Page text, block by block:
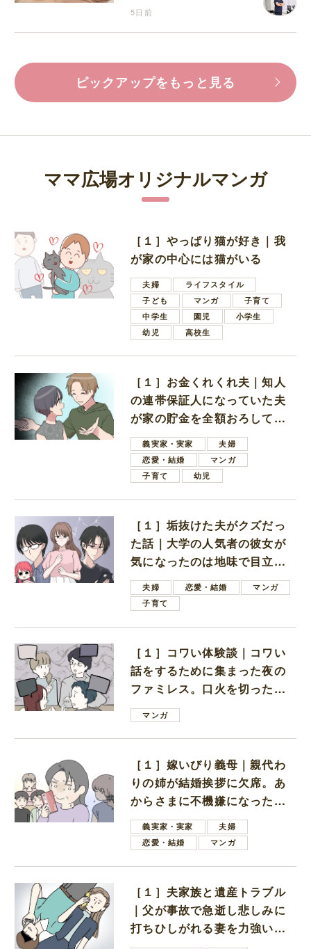
5日前
ピックアップをもっと見る
ママ広場オリジナルマンガ
［１］やっぱり猫が好き｜我
が家の中心には猫がいる
夫婦
ライフスタイル
子ども
マンガ
子育て
中学生
園児
小学生
幼児
高校生
［１］お金くれくれ夫｜知人
の連帯保証人になっていた夫
が家の貯金を全額おろしてほ
しいと言ってきた
義実家・実家
夫婦
恋愛・結婚
マンガ
子育て
幼児
［１］垢抜けた夫がクズだっ
た話｜大学の人気者の彼女が
気になったのは地味で目立た
ない男子学生
夫婦 恋愛・結婚
マンガ
子育て
［１］コワい体験談｜コワい
話をするために集まった夜の
ファミレス。口火を切ったの
は電車好きの男の子ママ
マンガ
［１］嫁いびり義母｜親代わ
りの姉が結婚挨拶に欠席。あ
からさまに不機嫌になった義
母義実家・実家
夫婦
恋愛・結婚
マンガ
［１］夫家族と遺産トラブル
｜父が事故で急逝し悲しみに
打ちひしがれる妻を力強い言